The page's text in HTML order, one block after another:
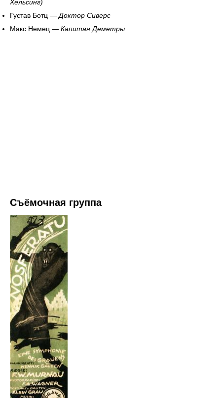
Хельсинг)
Густав Ботц —Доктор Сиверс
Макс Немец — Капитан Деметры
Съёмочная группа